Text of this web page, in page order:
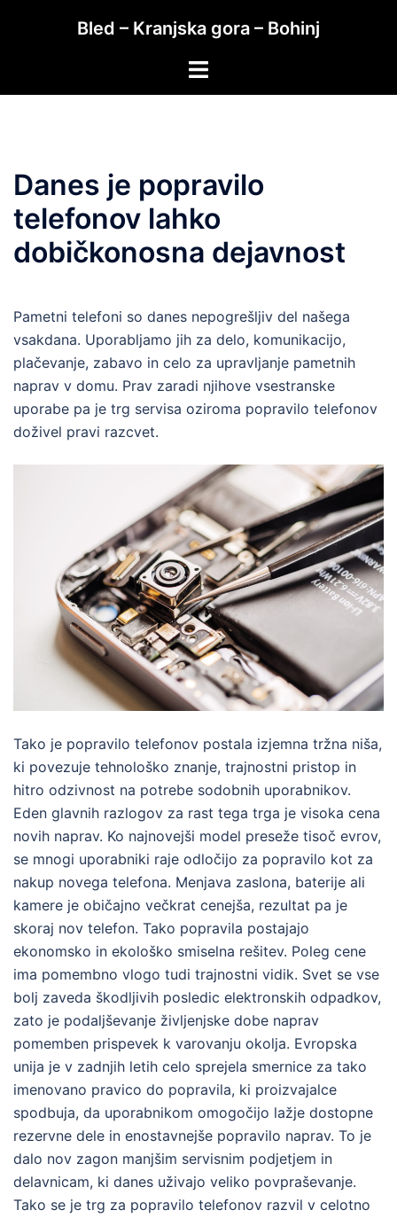
Bled – Kranjska gora – Bohinj
Toggle
Danes je popravilo
telefonov lahko
dobičkonosna dejavnost
Pametni telefoni so danes nepogrešljiv del našega
vsakdana. Uporabljamo jih za delo, komunikacijo,
plačevanje, zabavo in celo za upravljanje pametnih
naprav v domu. Prav zaradi njihove vsestranske
uporabe pa je trg servisa oziroma popravilo telefonov
doživel pravi razcvet.
Tako je popravilo telefonov postala izjemna tržna niša,
ki povezuje tehnološko znanje, trajnostni pristop in
hitro odzivnost na potrebe sodobnih uporabnikov.
Eden glavnih razlogov za rast tega trga je visoka cena
novih naprav. Ko najnovejši model preseže tisoč evrov,
se mnogi uporabniki raje odločijo za popravilo kot za
nakup novega telefona. Menjava zaslona, baterije ali
kamere je običajno večkrat cenejša, rezultat pa je
skoraj nov telefon. Tako popravila postajajo
ekonomsko in ekološko smiselna rešitev. Poleg cene
ima pomembno vlogo tudi trajnostni vidik. Svet se vse
bolj zaveda škodljivih posledic elektronskih odpadkov,
zato je podaljševanje življenjske dobe naprav
pomemben prispevek k varovanju okolja. Evropska
unija je v zadnjih letih celo sprejela smernice za tako
imenovano pravico do popravila, ki proizvajalce
spodbuja, da uporabnikom omogočijo lažje dostopne
rezervne dele in enostavnejše popravilo naprav. To je
dalo nov zagon manjšim servisnim podjetjem in
delavnicam, ki danes uživajo veliko povpraševanje.
Tako se je trg za popravilo telefonov razvil v celotno